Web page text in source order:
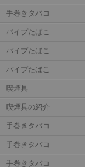
手巻きタバコ
パイプたばこ
パイプたばこ
パイプたばこ
喫煙具
喫煙具の紹介
手巻きタバコ
手巻きタバコ
手巻きタバコ